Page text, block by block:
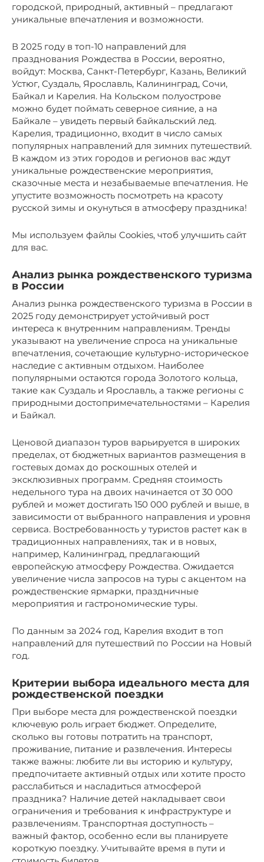
городской, природный, активный – предлагают
уникальные впечатления и возможности.
В 2025 году в топ-10 направлений для
празднования Рождества в России, вероятно,
войдут: Москва, Санкт-Петербург, Казань, Великий
Устюг, Суздаль, Ярославль, Калининград, Сочи,
Байкал и Карелия. На Кольском полуострове
можно будет поймать северное сияние, а на
Байкале – увидеть первый байкальский лед.
Карелия, традиционно, входит в число самых
популярных направлений для зимних путешествий.
В каждом из этих городов и регионов вас ждут
уникальные рождественские мероприятия,
сказочные места и незабываемые впечатления. Не
упустите возможность посмотреть на красоту
русской зимы и окунуться в атмосферу праздника!
Мы используем файлы Cookies, чтоб улучшить сайт
для вас.
Анализ рынка рождественского туризма
в России
Анализ рынка рождественского туризма в России в
2025 году демонстрирует устойчивый рост
интереса к внутренним направлениям. Тренды
указывают на увеличение спроса на уникальные
впечатления, сочетающие культурно-историческое
наследие с активным отдыхом. Наиболее
популярными остаются города Золотого кольца,
такие как Суздаль и Ярославль, а также регионы с
природными достопримечательностями – Карелия
и Байкал.
Ценовой диапазон туров варьируется в широких
пределах, от бюджетных вариантов размещения в
гостевых домах до роскошных отелей и
эксклюзивных программ. Средняя стоимость
недельного тура на двоих начинается от 30 000
рублей и может достигать 150 000 рублей и выше, в
зависимости от выбранного направления и уровня
сервиса. Востребованность у туристов растет как в
традиционных направлениях, так и в новых,
например, Калининград, предлагающий
европейскую атмосферу Рождества. Ожидается
увеличение числа запросов на туры с акцентом на
рождественские ярмарки, праздничные
мероприятия и гастрономические туры.
По данным за 2024 год, Карелия входит в топ
направлений для путешествий по России на Новый
год.
Критерии выбора идеального места для
рождественской поездки
При выборе места для рождественской поездки
ключевую роль играет бюджет. Определите,
сколько вы готовы потратить на транспорт,
проживание, питание и развлечения. Интересы
также важны: любите ли вы историю и культуру,
предпочитаете активный отдых или хотите просто
расслабиться и насладиться атмосферой
праздника? Наличие детей накладывает свои
ограничения и требования к инфраструктуре и
развлечениям. Транспортная доступность –
важный фактор, особенно если вы планируете
короткую поездку. Учитывайте время в пути и